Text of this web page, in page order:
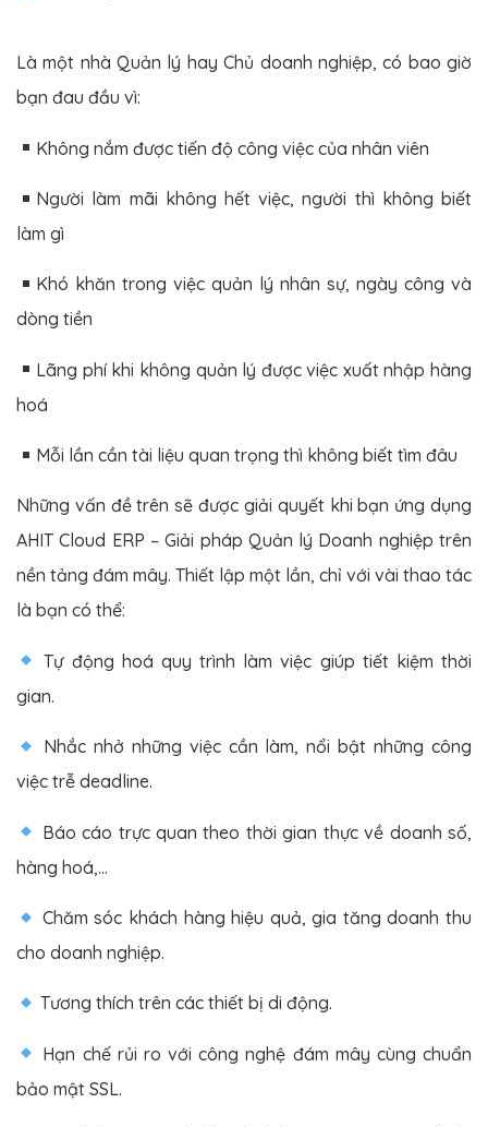
Là một nhà Quản lý hay Chủ doanh nghiệp, có bao giờ
bạn đau đầu vì:
Không nắm được tiến độ công việc của nhân viên
Người làm mãi không hết việc, người thì không biết
làm gì
Khó khăn trong việc quản lý nhân sự, ngày công và
dòng tiền
Lãng phí khi không quản lý được việc xuất nhập hàng
hoá
Mỗi lần cần tài liệu quan trọng thì không biết tìm đâu
Những vấn đề trên sẽ được giải quyết khi bạn ứng dụng
AHIT Cloud ERP – Giải pháp Quản lý Doanh nghiệp trên
nền tảng đám mây. Thiết lập một lần, chỉ với vài thao tác
là bạn có thể:
Tự động hoá quy trình làm việc giúp tiết kiệm thời
gian.
Nhắc nhở những việc cần làm, nổi bật những công
việc trễ deadline.
Báo cáo trực quan theo thời gian thực về doanh số,
hàng hoá,…
Chăm sóc khách hàng hiệu quả, gia tăng doanh thu
cho doanh nghiệp.
Tương thích trên các thiết bị di động.
Hạn chế rủi ro với công nghệ đám mây cùng chuẩn
bảo mật SSL.